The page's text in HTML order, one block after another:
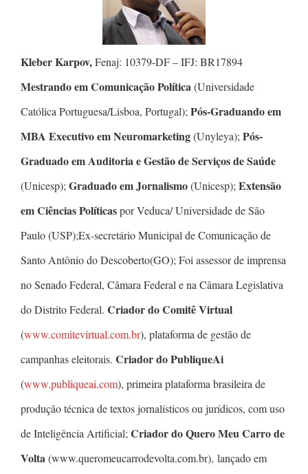
Kleber Karpov,Fenaj: 10379-DF – IFJ: BR17894
Mestrando em Comunicação Política(Universidade
Católica Portuguesa/Lisboa, Portugal); Pós-Graduando em
MBA Executivo em Neuromarketing(Unyleya); Pós-
Graduado em Auditoria e Gestão de Serviços de Saúde
(Unicesp); Graduado em Jornalismo(Unicesp); Extensão
em Ciências Políticaspor Veduca/ Universidade de São
Paulo (USP);Ex-secretário Municipal de Comunicação de
Santo Antônio do Descoberto(GO); Foi assessor de imprensa
no Senado Federal, Câmara Federal e na Câmara Legislativa
do Distrito Federal. Criador do Comitê Virtual
(www.comitevirtual.com.br), plataforma de gestão de
campanhas eleitorais. Criador do PubliqueAi
(www.publiqueai.com), primeira plataforma brasileira de
produção técnica de textos jornalísticos ou jurídicos, com uso
de Inteligência Artificial; Criador do Quero Meu Carro de
Volta(www.queromeucarrodevolta.com.br), lançado em